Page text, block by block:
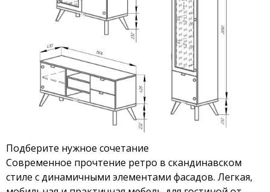
Подберите нужное сочетание
Современное прочтение ретро в скандинавском
стиле с динамичными элементами фасадов. Легкая,